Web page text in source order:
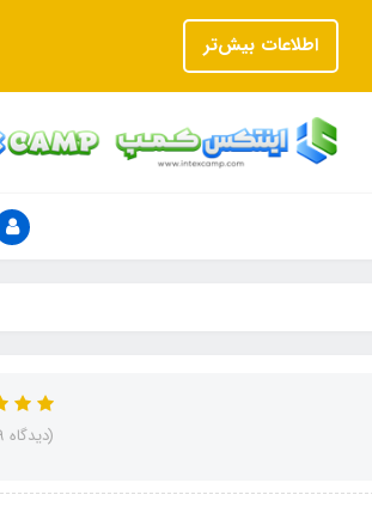
اطلاعات بیش‌تر
(دیدگاه 19 کاربر)